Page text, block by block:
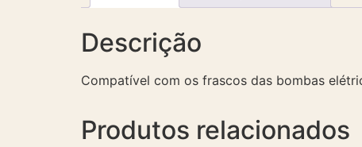
Descrição
Compatível com os frascos das bombas
Produtos relacionados